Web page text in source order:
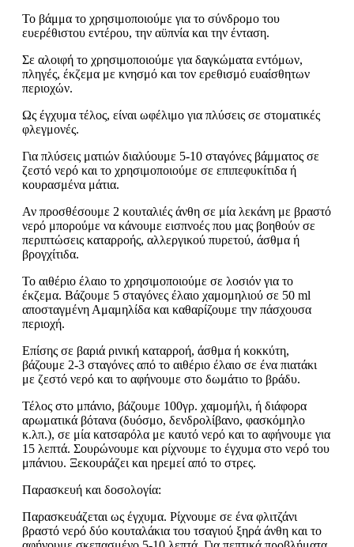
Το βάμμα το χρησιμοποιούμε για το σύνδρομο του
ευερέθιστου εντέρου, την αϋπνία και την ένταση.
Σε αλοιφή το χρησιμοποιούμε για δαγκώματα εντόμων,
πληγές, έκζεμα με κνησμό και τον ερεθισμό ευαίσθητων
περιοχών.
Ως έγχυμα τέλος, είναι ωφέλιμο για πλύσεις σε στοματικές
φλεγμονές.
Για πλύσεις ματιών διαλύουμε 5-10 σταγόνες βάμματος σε
ζεστό νερό και το χρησιμοποιούμε σε επιπεφυκίτιδα ή
κουρασμένα μάτια.
Αν προσθέσουμε 2 κουταλιές άνθη σε μία λεκάνη με βραστό
νερό μπορούμε να κάνουμε εισπνοές που μας βοηθούν σε
περιπτώσεις καταρροής, αλλεργικού πυρετού, άσθμα ή
βρογχίτιδα.
Το αιθέριο έλαιο το χρησιμοποιούμε σε λοσιόν για το
έκζεμα. Βάζουμε 5 σταγόνες έλαιο χαμομηλιού σε 50 ml
αποσταγμένη Αμαμηλίδα και καθαρίζουμε την πάσχουσα
περιοχή.
Επίσης σε βαριά ρινική καταρροή, άσθμα ή κοκκύτη,
βάζουμε 2-3 σταγόνες από το αιθέριο έλαιο σε ένα πιατάκι
με ζεστό νερό και το αφήνουμε στο δωμάτιο το βράδυ.
Τέλος στο μπάνιο, βάζουμε 100γρ. χαμομήλι, ή διάφορα
αρωματικά βότανα (δυόσμο, δενδρολίβανο, φασκόμηλο
κ.λπ.), σε μία κατσαρόλα με καυτό νερό και το αφήνουμε για
15 λεπτά. Σουρώνουμε και ρίχνουμε το έγχυμα στο νερό του
μπάνιου. Ξεκουράζει και ηρεμεί από το στρες.
Παρασκευή και δοσολογία:
Παρασκευάζεται ως έγχυμα. Ρίχνουμε σε ένα φλιτζάνι
βραστό νερό δύο κουταλάκια του τσαγιού ξηρά άνθη και το